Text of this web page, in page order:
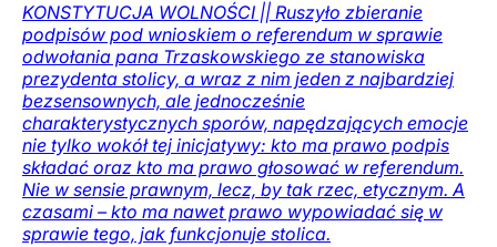
KONSTYTUCJA WOLNOŚCI || Ruszyło zbieranie
podpisów pod wnioskiem o referendum w sprawie
odwołania pana Trzaskowskiego ze stanowiska
prezydenta stolicy, a wraz z nim jeden z najbardziej
bezsensownych, ale jednocześnie
charakterystycznych sporów, napędzających emocje
nie tylko wokół tej inicjatywy: kto ma prawo podpis
składać oraz kto ma prawo głosować w referendum.
Nie w sensie prawnym, lecz, by tak rzec, etycznym. A
czasami – kto ma nawet prawo wypowiadać się w
sprawie tego, jak funkcjonuje stolica.